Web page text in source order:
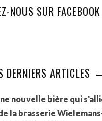
NOUS SUR FACEBOOK
DERNIERS ARTICLES
nouvelle bière qui
la brasserie